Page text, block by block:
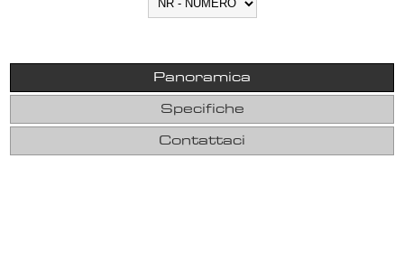
Panoramica
Specifiche
Contattaci